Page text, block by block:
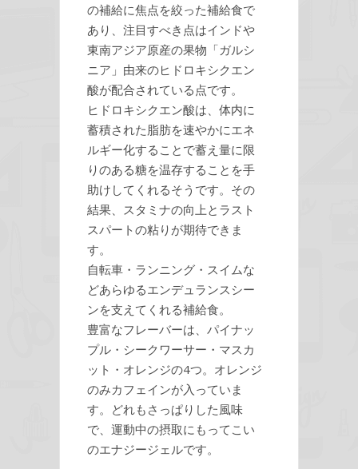
の補給に焦点を絞った補給食で
あり、注目すべき点はインドや
東南アジア原産の果物「ガルシ
ニア」由来のヒドロキシクエン
酸が配合されている点です。
ヒドロキシクエン酸は、体内に
蓄積された脂肪を速やかにエネ
ルギー化することで蓄え量に限
りのある糖を温存することを手
助けしてくれるそうです。その
結果、スタミナの向上とラスト
スパートの粘りが期待できま
す。
自転車・ランニング・スイムな
どあらゆるエンデュランスシー
ンを支えてくれる補給食。
豊富なフレーバーは、パイナッ
プル・シークワーサー・マスカ
ット・オレンジの4つ。オレンジ
のみカフェインが入っていま
す。どれもさっぱりした風味
で、運動中の摂取にもってこい
のエナジージェルです。